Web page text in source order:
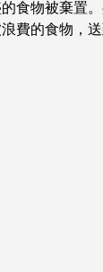
食物被棄置
費的食物，